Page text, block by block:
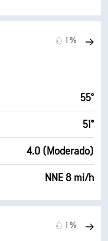
1 %
55°
51°
4.0 (Moderado)
NNE 8 mi/h
1 %